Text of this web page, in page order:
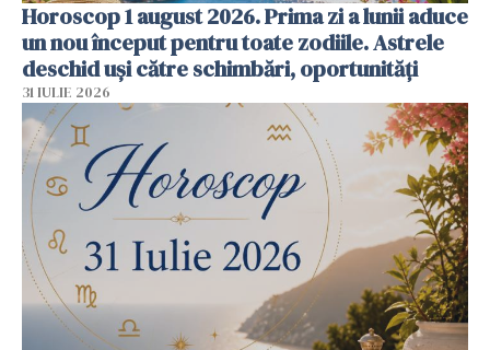
Horoscop 1 august 2026. Prima zi a lunii aduce
un nou început pentru toate zodiile. Astrele
deschid uși către schimbări, oportunități
31 IULIE 2026